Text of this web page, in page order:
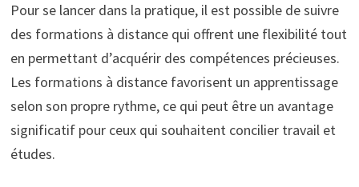
Pour se lancer dans la pratique, il est possible de suivre
des formations à distance qui offrent une flexibilité tout
en permettant d’acquérir des compétences précieuses.
Les formations à distance favorisent un apprentissage
selon son propre rythme, ce qui peut être un avantage
significatif pour ceux qui souhaitent concilier travail et
études.